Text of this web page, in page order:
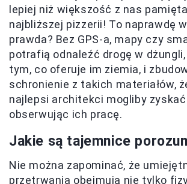
lepiej niż większość z nas
najbliższej pizzerii! To naprawdę
prawda? Bez GPS-a, mapy czy
potrafią odnaleźć drogę w
tym, co oferuje im ziemia, i
schronienie z takich materiałów,
najlepsi architekci mogliby
obserwując ich pracę.
Jakie są tajemnice
Nie można zapominać, że
przetrwania obejmują nie tylko